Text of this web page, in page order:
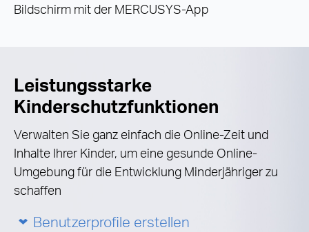
Bildschirm mit der MERCUSYS-App
Leistungsstarke
Kinderschutzfunktionen
Verwalten Sie ganz einfach die Online-Zeit und
Inhalte Ihrer Kinder, um eine gesunde Online-
Umgebung für die Entwicklung Minderjähriger zu
schaffen
Benutzerprofile erstellen